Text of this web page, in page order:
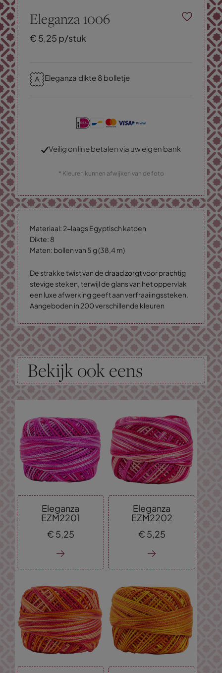
Eleganza 1006
€ 5,25 p/stuk
Eleganza dikte 8 bolletje
Veilig online betalen via uw eigen bank
* Kleuren kunnen afwijken van de foto
Materiaal: 2-laags Egyptisch katoen
Dikte: 8
Maten: bollen van 5 g (38,4 m)
De strakke twist van de draad zorgt voor prachtig
stevige steken, terwijl de glans van het oppervlak
een luxe afwerking geeft aan verfraaiingssteken.
Aangeboden in 200 verschillende kleuren
Bekijk ook eens
Eleganza
EZM2201
€ 5,25
Eleganza
EZM2202
€ 5,25